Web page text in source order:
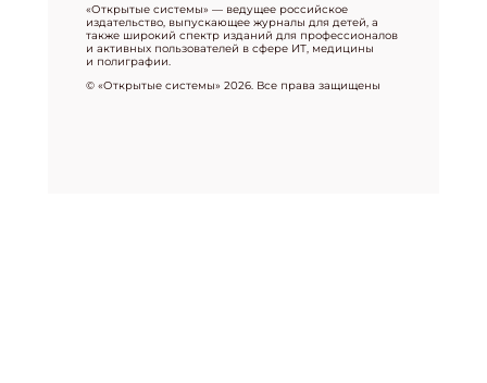
«Открытые системы» — ведущее российское
издательство, выпускающее журналы для детей, а
также широкий спектр изданий для профессионалов
и активных пользователей в сфере ИТ, медицины
и полиграфии.
© «Открытые системы» 2026. Все права защищены